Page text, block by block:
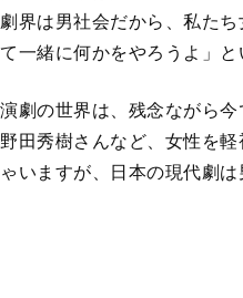
演劇の世界は、残念ながら
野田秀樹さんなど、女性を
日本劇作家協会が主催する
愛さんの2人だけでした。よ